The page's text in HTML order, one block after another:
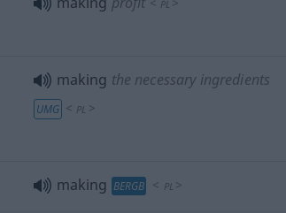
PL
making the necessary ingredients
UMG < PL >
making BERGB < PL >